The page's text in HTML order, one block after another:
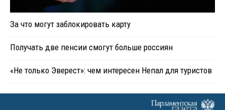
За что могут заблокировать карту
Получать две пенсии смогут больше россиян
«Не только Эверест»: чем интересен Непал для туристов